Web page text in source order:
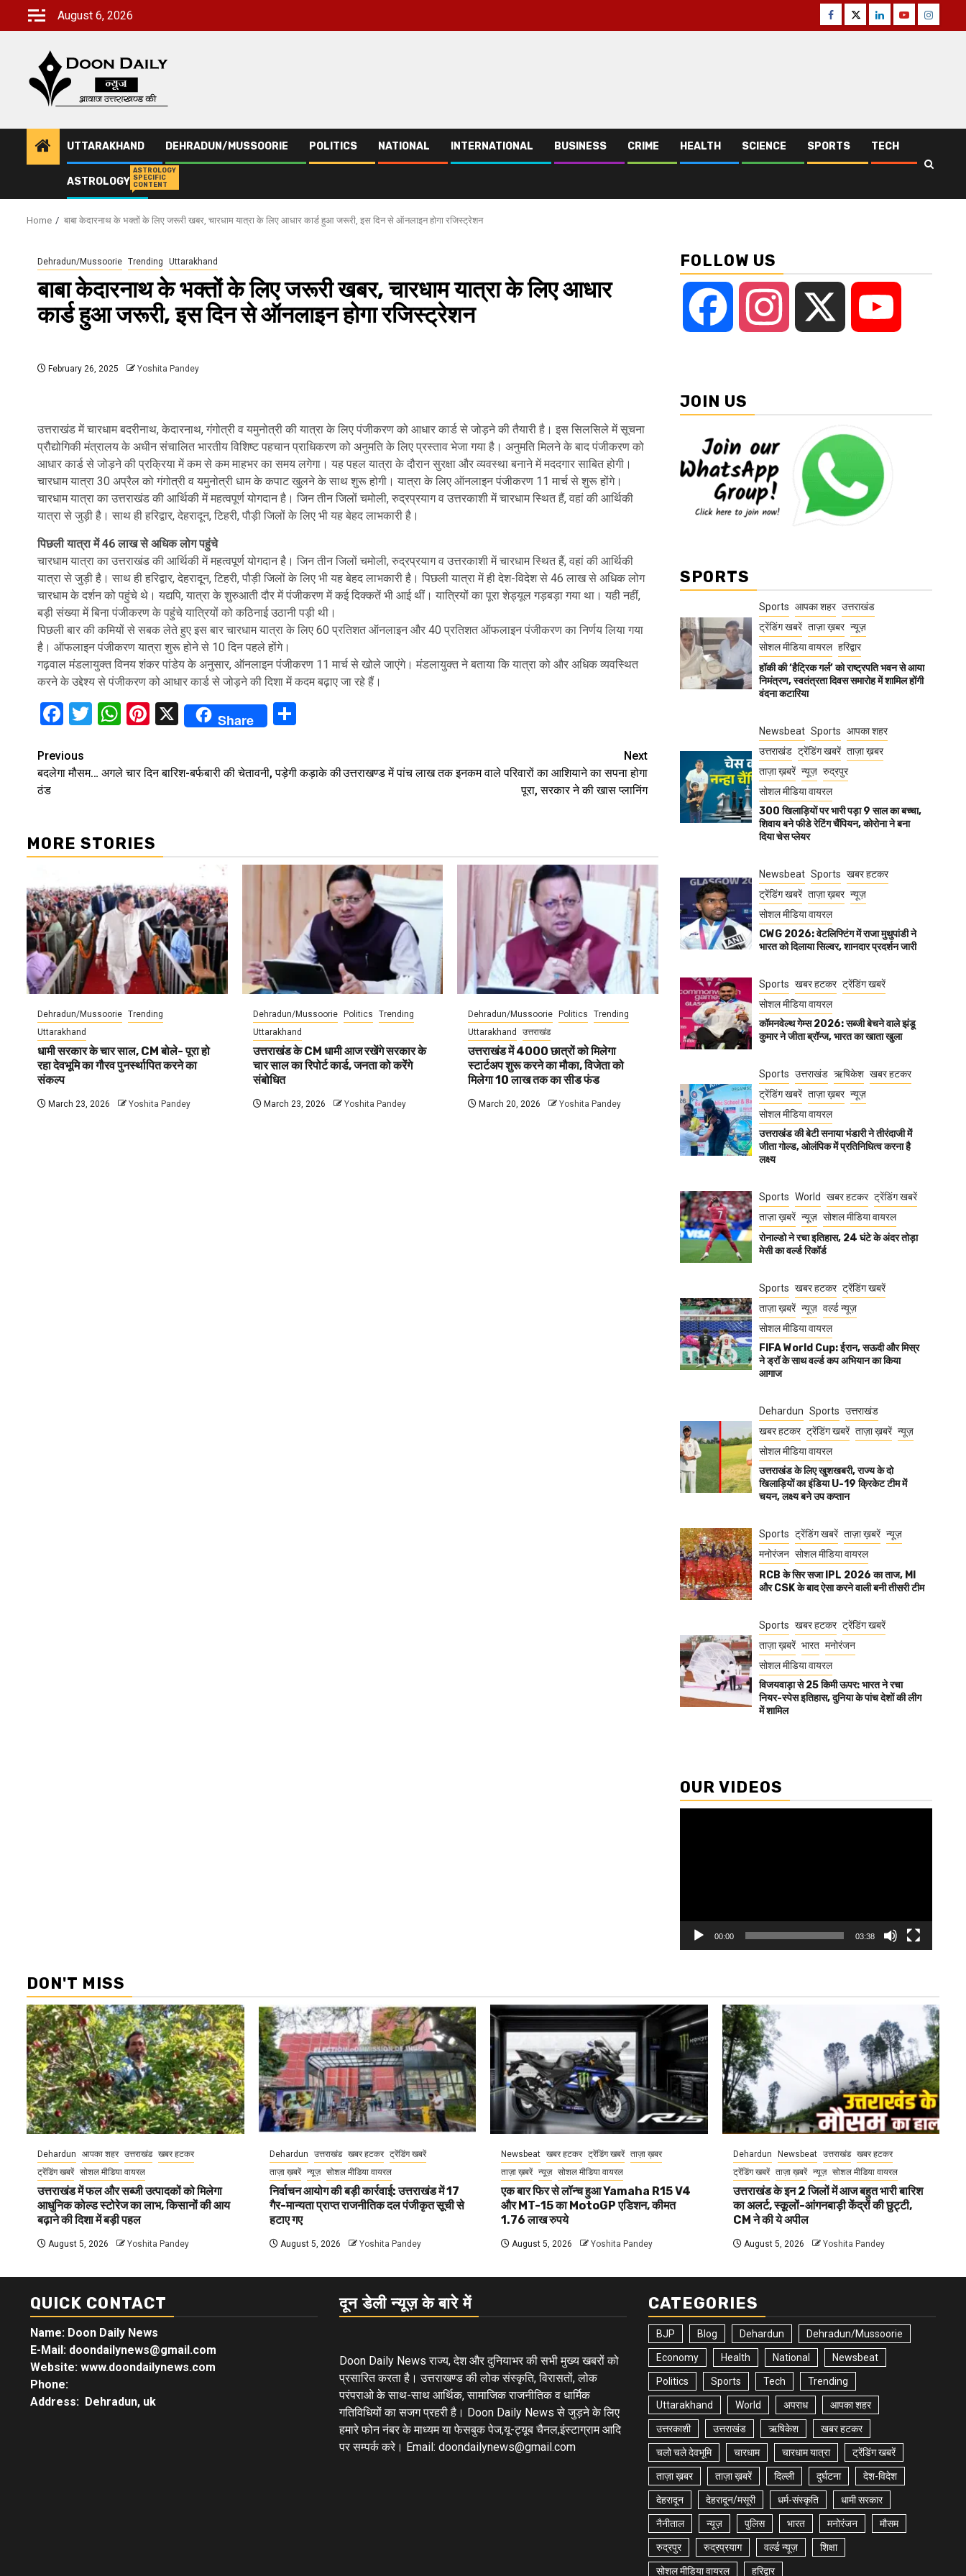
August 6, 2026 Facebook
TwitterLinkedinYoutube
UTTARAKHAND DEHRADUN/MUSSOORIE POLITICS NATIONAL INTERNATIONAL BUSINESS CRIME HEALTH SCIENCE SPORTS TECH
ASTROLOGY
ASTROLOGY
SPECIFIC
CONTENT
Home बाबा केदारनाथ के भक्तों के लिए जरूरी खबर, चारधाम यात्रा के लिए आधार कार्ड हुआ जरूरी, इस दिन से ऑनलाइन होगा रजिस्ट्रेशन
Dehradun/Mussoorie Trending Uttarakhand
बाबा केदारनाथ के भक्तों के लिए जरूरी खबर, चारधाम यात्रा के लिए आधार
कार्ड हुआ जरूरी, इस दिन से ऑनलाइन होगा रजिस्ट्रेशन
February 26, 2025 Yoshita Pandey
उत्तराखंड में चारधाम बदरीनाथ, केदारनाथ, गंगोत्री व यमुनोत्री की यात्रा के लिए पंजीकरण को आधार कार्ड से जोड़ने की तैयारी है। इस सिलसिले में सूचना
प्रौद्योगिकी मंत्रालय के अधीन संचालित भारतीय विशिष्ट पहचान प्राधिकरण को अनुमति के लिए प्रस्ताव भेजा गया है। अनुमति मिलने के बाद पंजीकरण को
आधार कार्ड से जोड़ने की प्रक्रिया में कम से कम माहभर का समय लगेगा। यह पहल यात्रा के दौरान सुरक्षा और व्यवस्था बनाने में मददगार साबित होगी।
चारधाम यात्रा 30 अप्रैल को गंगोत्री व यमुनोत्री धाम के कपाट खुलने के साथ शुरू होगी। यात्रा के लिए ऑनलाइन पंजीकरण 11 मार्च से शुरू होंगे।
चारधाम यात्रा का उत्तराखंड की आर्थिकी में महत्वपूर्ण योगदान है। जिन तीन जिलों चमोली, रुद्रप्रयाग व उत्तरकाशी में चारधाम स्थित हैं, वहां की आर्थिकी
यात्रा से जुड़ी है। साथ ही हरिद्वार, देहरादून, टिहरी, पौड़ी जिलों के लिए भी यह बेहद लाभकारी है।
पिछली यात्रा में 46 लाख से अधिक लोग पहुंचे
चारधाम यात्रा का उत्तराखंड की आर्थिकी में महत्वपूर्ण योगदान है। जिन तीन जिलों चमोली, रुद्रप्रयाग व उत्तरकाशी में चारधाम स्थित हैं, वहां की आर्थिकी
यात्रा से जुड़ी है। साथ ही हरिद्वार, देहरादून, टिहरी, पौड़ी जिलों के लिए भी यह बेहद लाभकारी है। पिछली यात्रा में ही देश-विदेश से 46 लाख से अधिक लोग
चारधाम के दर्शन को पहुंचे थे। यद्यपि, यात्रा के शुरुआती दौर में पंजीकरण में कई दिक्कतें भी आई थीं। यात्रियों का पूरा शेड्यूल गड़बड़ा गया था। यही नहीं,
बड़ी संख्या में बिना पंजीकरण के पहुंंचे यात्रियों को कठिनाई उठानी पड़ी थी।
पिछली बार की कमियों से सबक लेते हुए इस बार चारधाम यात्रा के लिए 60 प्रतिशत ऑनलाइन और 40 प्रतिशत ऑफलाइन पंजीकरण का निर्णय लिया गया
है। ऑफलाइन पंजीकरण यात्रा शुरू होने से 10 दिन पहले होंगे।
गढ़वाल मंडलायुक्त विनय शंकर पांडेय के अनुसार, ऑनलाइन पंजीकरण 11 मार्च से खोले जाएंगे। मंडलायुक्त ने बताया कि यात्रा को और अधिक व्यवस्थित
करने के उद्देश्य से पंजीकरण को आधार कार्ड से जोड़ने की दिशा में कदम बढ़ाए जा रहे हैं।
Facebook
Twitter
WhatsApp
Pinterest
X Share
Continue
Reading
Previous
बदलेगा मौसम… अगले चार दिन बारिश-बर्फबारी की चेतावनी, पड़ेगी कड़ाके की
ठंड
Next
उत्तराखण्ड में पांच लाख तक इनकम वाले परिवारों का आशियाने का सपना होगा
पूरा, सरकार ने की खास प्‍लानिंग
MORE STORIES
Dehradun/Mussoorie Trending
Uttarakhand
धामी सरकार के चार साल, CM बोले- पूरा हो
रहा देवभूमि का गौरव पुनर्स्थापित करने का
संकल्प
March 23, 2026 Yoshita Pandey
Dehradun/Mussoorie Politics
Trending
Uttarakhand
उत्तराखंड के CM धामी आज रखेंगे सरकार के
चार साल का रिपोर्ट कार्ड, जनता को करेंगे
संबोधित
March 23, 2026 Yoshita Pandey
Dehradun/Mussoorie Politics
Trending
Uttarakhand
उत्तराखंड
उत्तराखंड में 4000 छात्रों को मिलेगा
स्टार्टअप शुरू करने का मौका, विजेता को
मिलेगा 10 लाख तक का सीड फंड
March 20, 2026 Yoshita Pandey
FOLLOW US
Facebook Instagram
JOIN US
SPORTS
Sports आपका शहर उत्तराखंड
ट्रेंडिंग खबरें ताज़ा ख़बर न्यूज़
सोशल मीडिया वायरल हरिद्वार
हॉकी की ‘हैट्रिक गर्ल’ को राष्ट्रपति भवन से आया
निमंत्रण, स्वतंत्रता दिवस समारोह में शामिल होंगी
वंदना कटारिया
Newsbeat Sports आपका शहर
उत्तराखंड ट्रेंडिंग खबरें ताज़ा ख़बर
ताज़ा ख़बरें न्यूज़ रुद्रपुर
सोशल मीडिया वायरल
300 खिलाड़ियों पर भारी पड़ा 9 साल का बच्चा,
शिवाय बने फीडे रेटिंग चैंपियन, कोरोना ने बना
दिया चेस प्लेयर
Newsbeat Sports खबर हटकर
ट्रेंडिंग खबरें ताज़ा ख़बर न्यूज़
सोशल मीडिया वायरल
CWG 2026: वेटलिफ्टिंग में राजा मुथुपांडी ने
भारत को दिलाया सिल्वर, शानदार प्रदर्शन जारी
Sports खबर हटकर ट्रेंडिंग खबरें
सोशल मीडिया वायरल
कॉमनवेल्थ गेम्स 2026: सब्जी बेचने वाले झंडू
कुमार ने जीता ब्रॉन्ज, भारत का खाता खुला
Sports उत्तराखंड ऋषिकेश खबर हटकर
ट्रेंडिंग खबरें ताज़ा ख़बर न्यूज़
सोशल मीडिया वायरल
उत्तराखंड की बेटी सनाया भंडारी ने तीरंदाजी में
जीता गोल्ड, ओलंपिक में प्रतिनिधित्व करना है
लक्ष्य
Sports World खबर हटकर ट्रेंडिंग खबरें
ताज़ा ख़बरें न्यूज़ सोशल मीडिया वायरल
रोनाल्डो ने रचा इतिहास, 24 घंटे के अंदर तोड़ा
मेसी का वर्ल्ड रिकॉर्ड
Sports खबर हटकर ट्रेंडिंग खबरें
ताज़ा ख़बरें न्यूज़ वर्ल्ड न्यूज़
सोशल मीडिया वायरल
FIFA World Cup: ईरान, सऊदी और मिस्र
ने ड्रॉ के साथ वर्ल्ड कप अभियान का किया
आगाज
Dehardun Sports उत्तराखंड
खबर हटकर ट्रेंडिंग खबरें ताज़ा ख़बरें न्यूज़
सोशल मीडिया वायरल
उत्तराखंड के लिए खुशखबरी, राज्य के दो
खिलाड़ियों का इंडिया U-19 क्रिकेट टीम में
चयन, लक्ष्य बने उप कप्तान
Sports ट्रेंडिंग खबरें ताज़ा ख़बरें न्यूज़
मनोरंजन सोशल मीडिया वायरल
RCB के सिर सजा IPL 2026 का ताज, MI
और CSK के बाद ऐसा करने वाली बनी तीसरी टीम
Sports खबर हटकर ट्रेंडिंग खबरें
ताज़ा ख़बरें भारत मनोरंजन
सोशल मीडिया वायरल
विजयवाड़ा से 25 किमी ऊपर: भारत ने रचा
नियर-स्पेस इतिहास, दुनिया के पांच देशों की लीग
में शामिल
OUR VIDEOS
00:00 03:38
DON'T MISS
Dehardun आपका शहर उत्तराखंड खबर हटकर
ट्रेंडिंग खबरें सोशल मीडिया वायरल
उत्तराखंड में फल और सब्जी उत्पादकों को मिलेगा
आधुनिक कोल्ड स्टोरेज का लाभ, किसानों की आय
बढ़ाने की दिशा में बड़ी पहल
August 5, 2026 Yoshita Pandey
Dehardun उत्तराखंड खबर हटकर
ट्रेंडिंग खबरें
ताज़ा ख़बरें
न्यूज़ सोशल मीडिया वायरल
निर्वाचन आयोग की बड़ी कार्रवाई: उत्तराखंड में 17
गैर-मान्यता प्राप्त राजनीतिक दल पंजीकृत सूची से
हटाए गए
August 5, 2026 Yoshita Pandey
Newsbeat खबर हटकर ट्रेंडिंग खबरें ताज़ा ख़बर
ताज़ा ख़बरें न्यूज़ सोशल मीडिया वायरल
एक बार फिर से लॉन्च हुआ Yamaha R15 V4
और MT-15 का MotoGP एडिशन, कीमत
1.76 लाख रुपये
August 5, 2026 Yoshita Pandey
Dehardun Newsbeat उत्तराखंड
खबर हटकर
ट्रेंडिंग खबरें
ताज़ा ख़बरें न्यूज़ सोशल मीडिया वायरल
उत्तराखंड के इन 2 जिलों में आज बहुत भारी बारिश
का अलर्ट, स्कूलों-आंगनबाड़ी केंद्रों की छुट्टी,
CM ने की ये अपील
August 5, 2026 Yoshita Pandey
QUICK CONTACT
Name: Doon Daily News
E-Mail: doondailynews@gmail.com
Website: www.doondailynews.com
Phone:
Address: Dehradun, uk
दून डेली न्यूज़ के बारे में
Doon Daily News राज्य, देश और दुनियाभर की सभी मुख्य खबरों को
प्रसारित करता है। उत्तराखण्ड की लोक संस्कृति, विरासतों, लोक
परंपराओ के साथ-साथ आर्थिक, सामाजिक राजनीतिक व धार्मिक
गतिविधियों का सजग प्रहरी है। Doon Daily News से जुड़ने के लिए
हमारे फोन नंबर के माध्यम या फेसबुक पेज,यू-ट्यूब चैनल,इंस्टाग्राम आदि
पर सम्पर्क करे। Email: doondailynews@gmail.com
CATEGORIES
BJP Blog Dehardun Dehradun/Mussoorie
Economy Health National Newsbeat
Politics Sports Tech Trending
Uttarakhand World अपराध आपका शहर
उत्तरकाशी उत्तराखंड ऋषिकेश खबर हटकर
चलो चले देवभूमि चारधाम चारधाम यात्रा ट्रेंडिंग खबरें
ताज़ा ख़बर ताज़ा ख़बरें दिल्ली दुर्घटना देश-विदेश
देहरादून देहरादून/मसूरी धर्म-संस्कृति धामी सरकार
नैनीताल न्यूज़ पुलिस भारत मनोरंजन मौसम
रुद्रपुर रुद्रप्रयाग वर्ल्ड न्यूज़ शिक्षा
सोशल मीडिया वायरल हरिद्वार